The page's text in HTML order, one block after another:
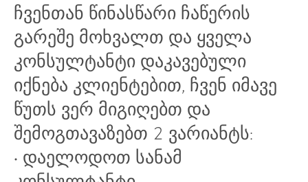
ჩვენთან წინასწარი ჩაწერის
გარეშე მოხვალთ და ყველა
კონსულტანტი დაკავებული
იქნება კლიენტებით, ჩვენ იმავე
წუთს ვერ მიგიღებთ და
შემოგთავაზებთ 2 ვარიანტს:
• დაელოდოთ სანამ